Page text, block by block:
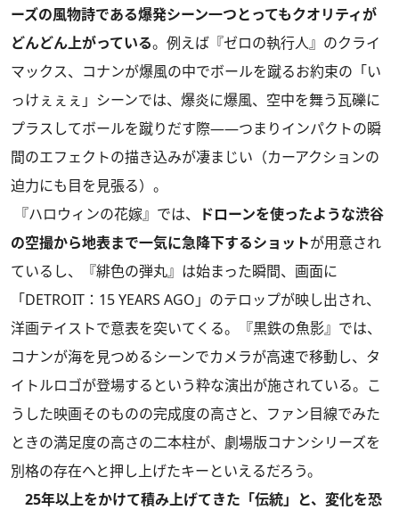
ーズの風物詩である爆発シーン一つとってもクオリティが
どんどん上がっている。例えば『ゼロの執行人』のクライ
マックス、コナンが爆風の中でボールを蹴るお約束の「い
っけぇぇぇ」シーンでは、爆炎に爆風、空中を舞う瓦礫に
プラスしてボールを蹴りだす際――つまりインパクトの瞬
間のエフェクトの描き込みが凄まじい（カーアクションの
迫力にも目を見張る）。
『ハロウィンの花嫁』では、
ドローンを使ったような渋谷
の空撮から地表まで一気に急降下するショットが用意され
ているし、『緋色の弾丸』は始まった瞬間、画面に
「DETROIT：15 YEARS AGO」のテロップが映し出され、
洋画テイストで意表を突いてくる。『黒鉄の魚影』では、
コナンが海を見つめるシーンでカメラが高速で移動し、タ
イトルロゴが登場するという粋な演出が施されている。こ
うした映画そのものの完成度の高さと、ファン目線でみた
ときの満足度の高さの二本柱が、劇場版コナンシリーズを
別格の存在へと押し上げたキーといえるだろう。
25年以上をかけて積み上げてきた「伝統」と、変化を恐